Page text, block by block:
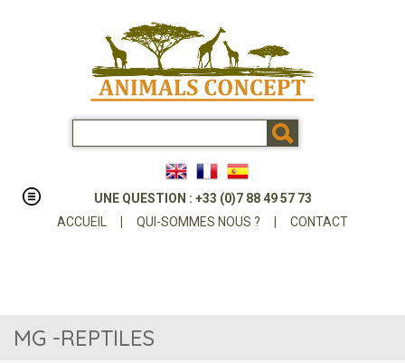
UNE QUESTION : +33 (0)7 88 49 57 73
ACCUEIL
QUI-SOMMES NOUS ? CONTACT
MG -REPTILES